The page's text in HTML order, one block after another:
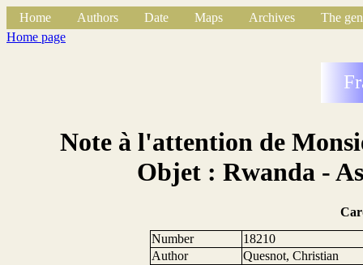
Home Authors Date Maps Archives
The
Home page
Note à l'attention de
Objet : Rwanda -
Number
18210
Author
Quesnot, Christian